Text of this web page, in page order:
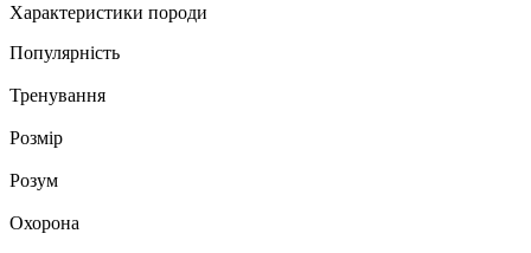
Характеристики породи
Популярність
Тренування
Розмір
Розум
Охорона